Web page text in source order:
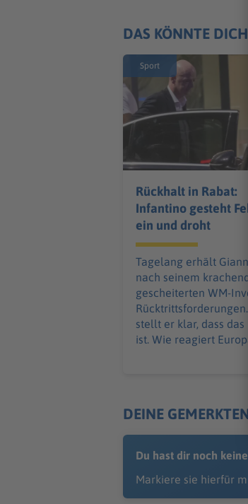
DAS KÖNNTE
Sport
Rückhalt in Rabat:
Infantino gesteht
ein und droht
Tagelang erhält
nach seinem
gescheiterten WM-
stellt er klar, dass
ist. Wie reagiert
DEINE
Du hast dir noch
Markiere sie hierfür